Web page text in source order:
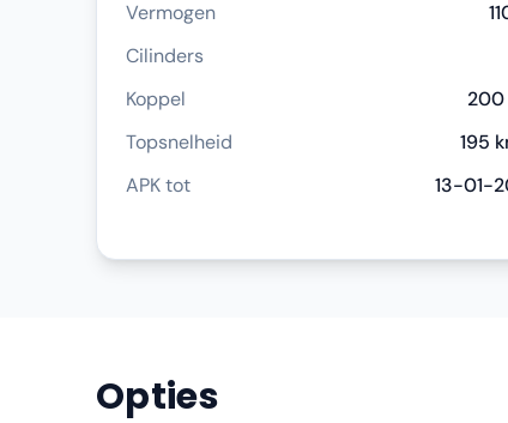
Vermogen
Cilinders
Koppel
200
Topsnelheid
195
APK tot
13-01-
Opties